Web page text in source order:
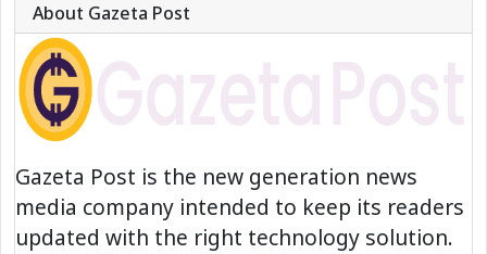
About Gazeta Post
Gazeta Post is the new generation news
media company intended to keep its readers
updated with the right technology solution.